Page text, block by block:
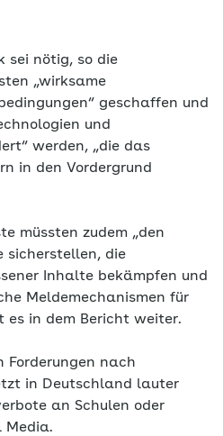
sei nötig, so die
„wirksame
geschaffen und
und
werden, „die das
in den Vordergrund
müssten zudem „den
sicherstellen, die
Inhalte bekämpfen und
Meldemechanismen für
es in dem Bericht weiter.
Forderungen nach
in Deutschland lauter
an Schulen oder
Media.